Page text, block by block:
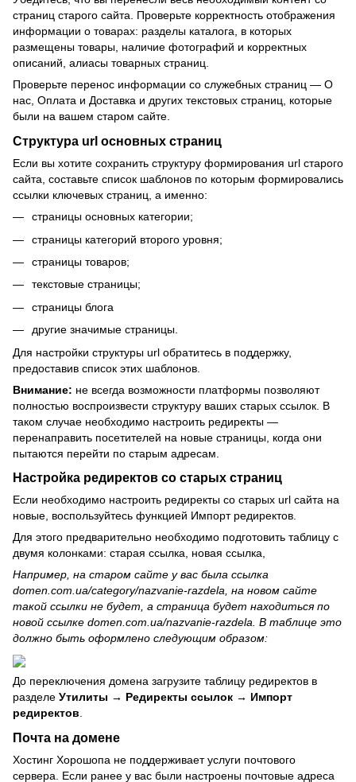
страниц старого сайта. Проверьте корректность отображения
информации о товарах: разделы каталога, в которых
размещены товары, наличие фотографий и корректных
описаний, алиасы товарных страниц.
Проверьте перенос информации со служебных страниц — О
нас, Оплата и Доставка и других текстовых страниц, которые
были на вашем старом сайте.
Структура url основных страниц
Если вы хотите сохранить структуру формирования url старого
сайта, составьте список шаблонов по которым формировались
ссылки ключевых страниц, а именно:
страницы основных категории;
страницы категорий второго уровня;
страницы товаров;
текстовые страницы;
страницы блога
другие значимые страницы.
Для настройки структуры url обратитесь в поддержку,
предоставив список этих шаблонов.
Внимание: не всегда возможности платформы позволяют
полностью воспроизвести структуру ваших старых ссылок. В
таком случае необходимо настроить редиректы —
перенаправить посетителей на новые страницы, когда они
пытаются перейти по старым адресам.
Настройка редиректов со старых страниц
Если необходимо настроить редиректы со старых url сайта на
новые, воспользуйтесь функцией Импорт редиректов.
Для этого предварительно необходимо подготовить таблицу с
двумя колонками: старая ссылка, новая ссылка,
Например, на старом сайте у вас была ссылка
domen.com.ua/category/nazvanie-razdela, на новом сайте
такой ссылки не будет, а страница будет находиться по
новой ссылке domen.com.ua/nazvanie-razdela. В таблице это
должно быть оформлено следующим образом:
До переключения домена загрузите таблицу редиректов в
разделе Утилиты → Редиректы ссылок → Импорт
редиректов.
Почта на домене
Хостинг Хорошопа не поддерживает услуги почтового
сервера. Если ранее у вас были настроены почтовые адреса